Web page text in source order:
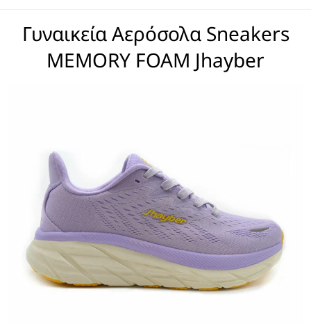
Γυναικεία Αερόσολα Sneakers
MEMORY FOAM Jhayber